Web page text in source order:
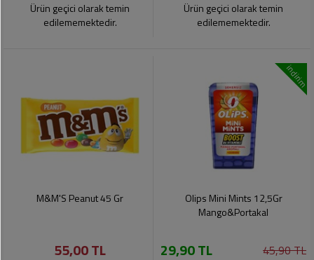
Ürün geçici olarak temin
edilememektedir.
Ürün geçici olarak temin
edilememektedir.
M&M'S Peanut 45 Gr
55,00 TL
indirim
Olips Mini Mints 12,5Gr
Mango&Portakal
29,90 TL 45,90 TL